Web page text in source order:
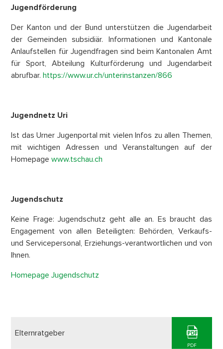
Jugendförderung
Der Kanton und der Bund unterstützen die Jugendarbeit
der Gemeinden subsidiär. Informationen und Kantonale
Anlaufstellen für Jugendfragen sind beim Kantonalen Amt
für Sport, Abteilung Kulturförderung und Jugendarbeit
abrufbar. https://www.ur.ch/unterinstanzen/866
Jugendnetz Uri
Ist das Urner Jugenportal mit vielen Infos zu allen Themen,
mit wichtigen Adressen und Veranstaltungen auf der
Homepagewww.tschau.ch
Jugendschutz
Keine Frage: Jugendschutz geht alle an. Es braucht das
Engagement von allen Beteiligten: Behörden, Verkaufs-
und Servicepersonal, Erziehungs-verantwortlichen und von
Ihnen.
Homepage Jugendschutz
Elternratgeber
PDF